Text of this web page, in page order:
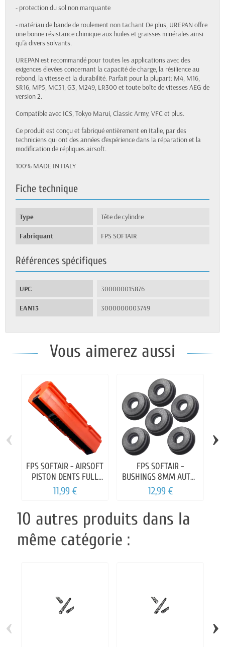
- protection du sol non marquante
- matériau de bande de roulement non tachant De plus, UREPAN offre
une bonne résistance chimique aux huiles et graisses minérales ainsi
qu'à divers solvants.
UREPAN est recommandé pour toutes les applications avec des
exigences élevées concernant la capacité de charge, la résilience au
rebond, la vitesse et la durabilité. Parfait pour la plupart: M4, M16,
SR16, MP5, MC51, G3, M249, LR300 et toute boîte de vitesses AEG de
version 2.
Compatible avec ICS, Tokyo Marui, Classic Army, VFC et plus.
Ce produit est conçu et fabriqué entièrement en Italie, par des
techniciens qui ont des années d'expérience dans la réparation et la
modification de répliques airsoft.
100% MADE IN ITALY
Fiche technique
Type Tête de cylindre
Fabriquant FPS SOFTAIR
Références spécifiques
UPC 300000015876
EAN13 3000000003749
Vous aimerez aussi
FPS SOFTAIR - AIRSOFT
PISTON DENTS FULL
METAL (PM02)
11,99 €
FPS SOFTAIR -
BUSHINGS 8MM AUTO-
LUBRIFIANT CNC
12,99 €
‹ ›
10 autres produits dans la
même catégorie :
‹ ›